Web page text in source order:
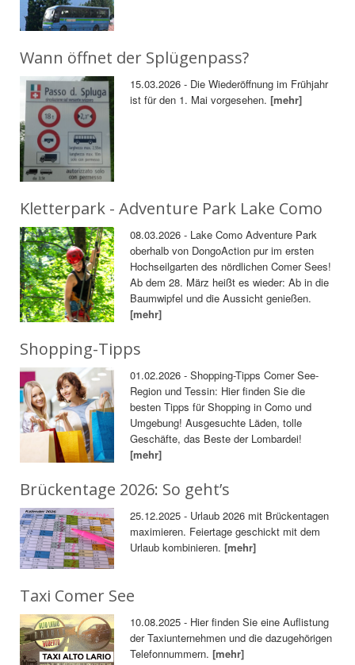
Wann öffnet der Splügenpass?
15.03.2026 - Die Wiederöffnung im Frühjahr
ist für den 1. Mai vorgesehen.[mehr]
Kletterpark - Adventure Park Lake Como
08.03.2026 - Lake Como Adventure Park
oberhalb von DongoAction pur im ersten
Hochseilgarten des nördlichen Comer Sees!
Ab dem 28. März heißt es wieder: Ab in die
Baumwipfel und die Aussicht genießen.
[mehr]
Shopping-Tipps
01.02.2026 - Shopping-Tipps Comer See-
Region und Tessin: Hier finden Sie die
besten Tipps für Shopping in Como und
Umgebung! Ausgesuchte Läden, tolle
Geschäfte, das Beste der Lombardei!
[mehr]
Brückentage 2026: So geht’s
25.12.2025 - Urlaub 2026 mit Brückentagen
maximieren. Feiertage geschickt mit dem
Urlaub kombinieren.[mehr]
Taxi Comer See
10.08.2025 - Hier finden Sie eine Auflistung
der Taxiunternehmen und die dazugehörigen
Telefonnummern.[mehr]